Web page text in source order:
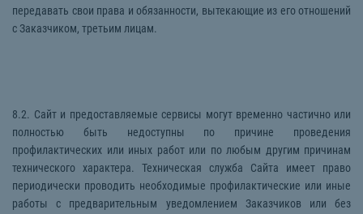
передавать свои права и обязанности, вытекающие из его отношений
с Заказчиком, третьим лицам.
8.2. Сайт и предоставляемые сервисы могут временно частично или
полностью быть недоступны по причине проведения
профилактических или иных работ или по любым другим причинам
технического характера. Техническая служба Сайта имеет право
периодически проводить необходимые профилактические или иные
работы с предварительным уведомлением Заказчиков или без